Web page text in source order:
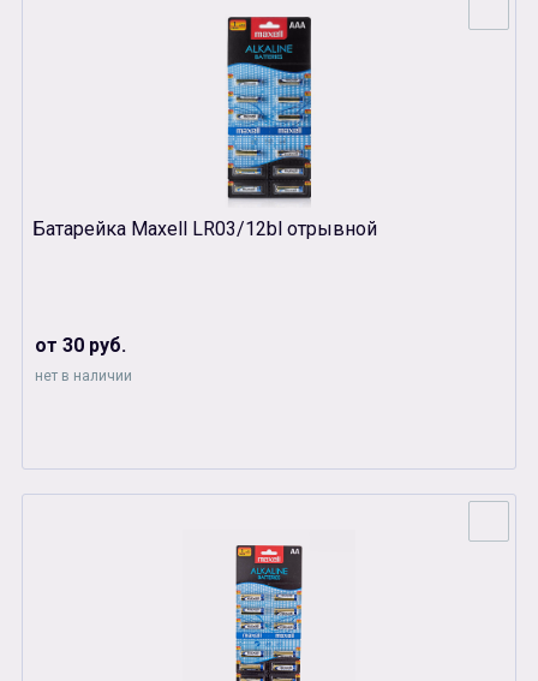
Батарейка Maxell LR03/12bl отрывной
от 30 руб.
нет в наличии